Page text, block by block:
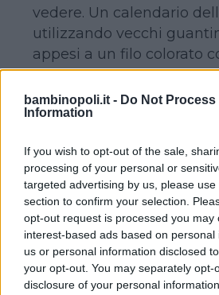
bambinopoli.it - Do Not Process
Information
If you wish to opt-out of the sale,
processing of your personal or
targeted advertising by us, please
section to confirm your selection.
opt-out request is processed you may
interest-based ads based on
us or personal information disclosed
your opt-out. You may separately opt-
disclosure of your personal
vedere. Un calendario
utilizzando vecchi
appesi a un filo colorato
ciascuno, da cartellini
24. All’interno potrete
biscottino, un
Insomma, libero spazio
alla creatività!
Se non avete
potrete utilizzare anche
spaiate del bambino.
avrete in giro!
Dawww.ravelry.com